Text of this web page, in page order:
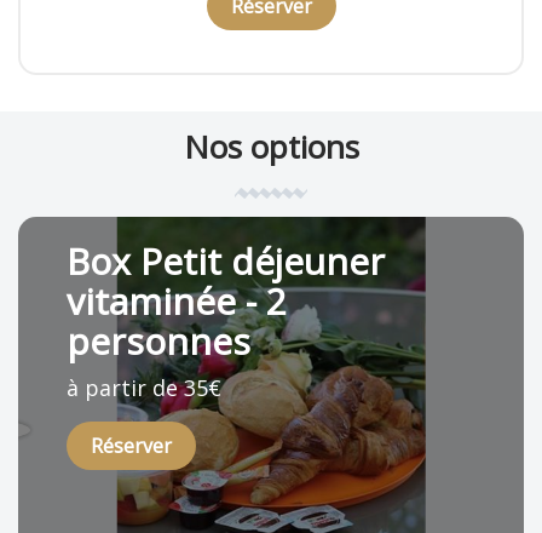
Réserver
Réserver
Réserver
Nos options
Box Petit déjeuner
vitaminée - 2
personnes
à partir de 35€
Réserver